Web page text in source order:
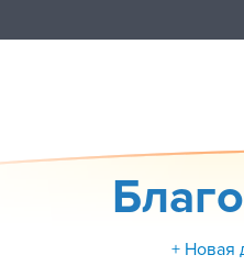
+ Новая